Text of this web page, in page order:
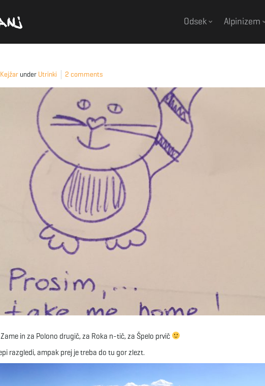
Odsek Alpinizem
under Utrinki 2 comments
in za Polono drugič, za Roka n-tič, za Špelo prvič
razgledi, ampak prej je treba do tu gor zlezt.